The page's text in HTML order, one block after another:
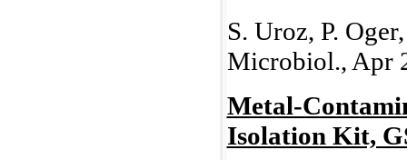
S. Uroz, P.
Microbiol., Apr
Metal-
Isolation Kit,